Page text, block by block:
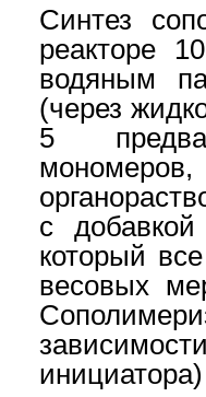
Синтез
реакторе
водяным
(через
5
с
который
весовых